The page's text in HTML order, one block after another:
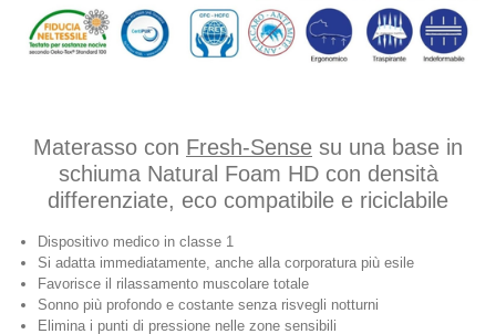
Materasso con Fresh-Sense su una base in
schiuma Natural Foam HD con densità
differenziate, eco compatibile e riciclabile
Dispositivo medico in classe 1
Si adatta immediatamente, anche alla corporatura più esile
Favorisce il rilassamento muscolare totale
Sonno più profondo e costante senza risvegli notturni
Elimina i punti di pressione nelle zone sensibili